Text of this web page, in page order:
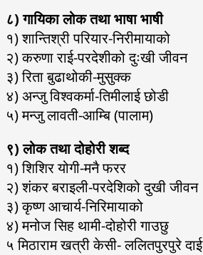
८) गायिका लोक तथा भाषा भाषी
१) शान्तिश्री परियार-निरीमायाको
२) करुणा राई-परदेशीको दुःखी जीवन
३) रिता बुढाथोकी-मुसुक्क
४) अन्जु विश्वकर्मा-तिमीलाई छोडी
५) मन्जु लावती-आम्बि (पालाम)
९) लोक तथा दोहोरी शब्द
१) शिशिर योगी-मनै फरर
२) शंकर बराइली-परदेशिको दुखी जीवन
३) कृष्ण आचार्य-निरिमायाको
४) मनोज सिह थामी-दोहोरी गाउछु
५ मिठाराम खत्री केसी- ललितपुरपुरे दाई